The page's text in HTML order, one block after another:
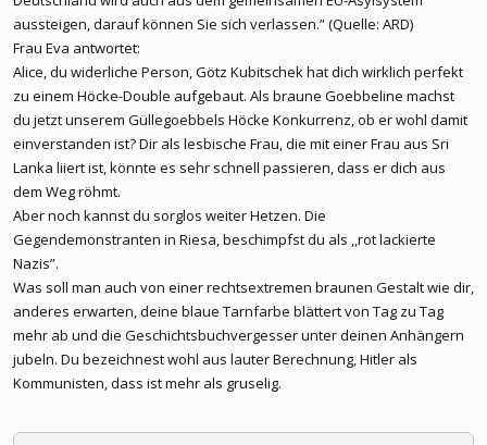
aussteigen, darauf können Sie sich verlassen.” (Quelle: ARD)
Frau Eva antwortet:
Alice, du widerliche Person, Götz Kubitschek hat dich wirklich perfekt
zu einem Höcke-Double aufgebaut. Als braune Goebbeline machst
du jetzt unserem Güllegoebbels Höcke Konkurrenz, ob er wohl damit
einverstanden ist? Dir als lesbische Frau, die mit einer Frau aus Sri
Lanka liiert ist, könnte es sehr schnell passieren, dass er dich aus
dem Weg röhmt.
Aber noch kannst du sorglos weiter Hetzen. Die
Gegendemonstranten in Riesa, beschimpfst du als ,,rot lackierte
Nazis”.
Was soll man auch von einer rechtsextremen braunen Gestalt wie dir,
anderes erwarten, deine blaue Tarnfarbe blättert von Tag zu Tag
mehr ab und die Geschichtsbuchvergesser unter deinen Anhängern
jubeln. Du bezeichnest wohl aus lauter Berechnung, Hitler als
Kommunisten, dass ist mehr als gruselig.